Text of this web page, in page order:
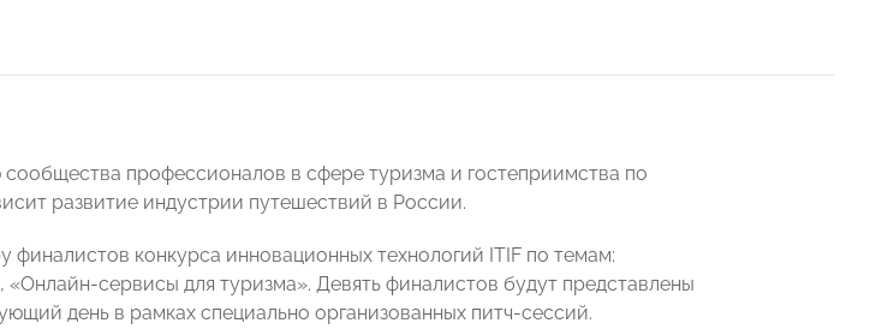
профессионалов в сфере туризма и гостеприимства по
развитие индустрии путешествий в России.
финалистов конкурса инновационных технологий ITIF по темам:
сервисы для туризма». Девять финалистов будут представлены
день в рамках специально организованных питч-сессий.